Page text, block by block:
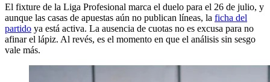
El fixture de la Liga Profesional marca el duelo para el 26 de julio, y
aunque las casas de apuestas aún no publican líneas, la ficha del
partido ya está activa. La ausencia de cuotas no es excusa para no
afinar el lápiz. Al revés, es el momento en que el análisis sin sesgo
vale más.